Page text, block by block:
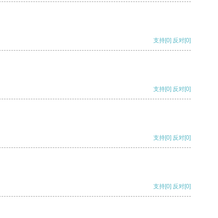
支持[0] 反对[0]
支持[0] 反对[0]
支持[0] 反对[0]
支持[0] 反对[0]